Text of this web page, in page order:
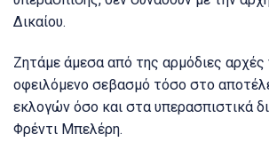
Δικαίου.
Ζητάμε άμεσα από της αρμόδιες αρχές
οφειλόμενο σεβασμό τόσο στο
εκλογών όσο και στα υπερασπιστικά
Φρέντι Μπελέρη.